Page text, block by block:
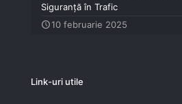
Siguranță în Trafic
10 februarie 2025
Link-uri utile